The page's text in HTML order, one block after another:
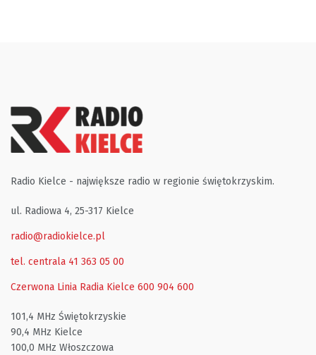
Radio Kielce - największe radio w regionie świętokrzyskim.
ul. Radiowa 4, 25-317 Kielce
radio@radiokielce.pl
tel. centrala 41 363 05 00
Czerwona Linia Radia Kielce 600 904 600
101,4 MHz Świętokrzyskie
90,4 MHz Kielce
100,0 MHz Włoszczowa